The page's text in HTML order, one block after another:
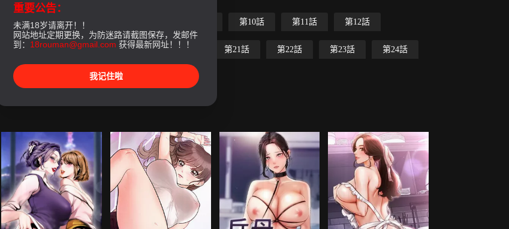
第5話 第6話 第10話 第11話 第12話
第17話 第18話 第19話 第20話 第21話 第22話 第23話 第24話
重要公告：
未满18岁请离开！！
网站地址定期更换，为防迷路请截图保存，发邮件
到： 18rouman@gmail.com 获得最新网址！！！
我记住啦